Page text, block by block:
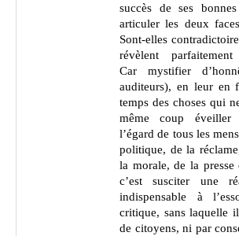
succès de ses
articuler les deux
Sont-elles
révèlent parfaitement
Car mystifier
auditeurs), en leur en
temps des choses qui
même coup
l’égard de tous les
politique, de la
la morale, de la
c’est susciter une
indispensable à
critique, sans laquelle
de citoyens, ni par